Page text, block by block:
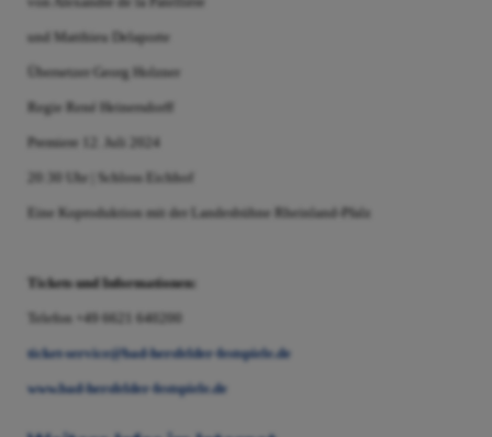
und Matthieu Delaporte
Übersetzer Georg Holzner
Regie René Heinersdorff
Premiere 12. Juli 2024
20:30 Uhr | Schloss Eichhof
Eine Koproduktion mit der Landesbühne Rheinland-Pfalz
Tickets und Informationen:
Telefon +49 6621 640200
ticket-service@bad-hersfelder-festspiele.de
www.bad-hersfelder-festspiele.de